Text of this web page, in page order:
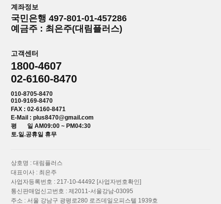
계좌정보
국민은행 497-801-01-457286
예금주 : 최은주(대림플러스)
고객센터
1800-4607
02-6160-8470
010-8705-8470
010-9169-8470
FAX : 02-6160-8471
E-Mail : plus8470@gmail.com
평 일 AM09:00 ~ PM04:30
토.일.공휴일 휴무
상호명 : 대림플러스
대표이사 : 최은주
사업자등록번호 : 217-10-44492 [사업자번호확인]
통신판매업신고번호 : 제2011-서울강남-03095
주소 : 서울 강남구 광평로280 로즈데일오피스텔 1939호